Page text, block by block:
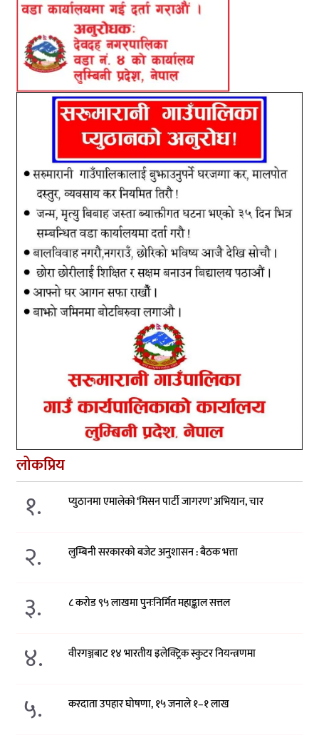
लोकप्रिय
१. प्युठानमा एमालेको ‘मिसन पार्टी जागरण’ अभियान, चार
२. लुम्बिनी सरकारको बजेट अनुशासन : बैठक भत्ता
३. ८ करोड ९५ लाखमा पुनःनिर्मित महाङ्काल सत्तल
४. वीरगञ्जबाट १४ भारतीय इलेक्ट्रिक स्कुटर नियन्त्रणमा
५. करदाता उपहार घोषणा, १५ जनाले १–१ लाख